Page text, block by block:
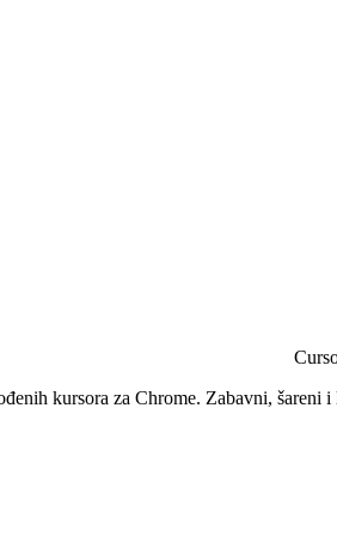
kursora za Chrome. Zabavni, šareni i